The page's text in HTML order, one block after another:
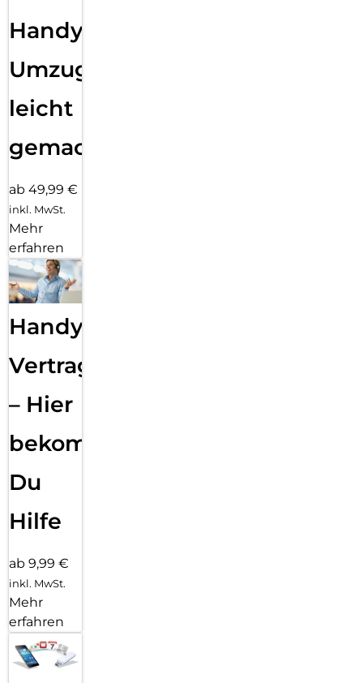
Handy
Umzug
leicht
gemacht!
ab 49,99 €
inkl. MwSt.
Mehr
erfahren
Handy
Vertragsabwicklung
– Hier
bekommst
Du
Hilfe
ab 9,99 €
inkl. MwSt.
Mehr
erfahren